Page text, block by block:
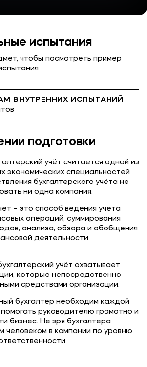
организации
испытания
чтобы посмотреть пример
ВНУТРЕННИХ ИСПЫТАНИЙ
подготовки
учёт считается одной из
экономических специальностей
бухгалтерского учёта не
ни одна компания.
– это способ ведения учёта
операций, суммирования
анализа, обзора и обобщения
деятельности
учёт охватывает
которые непосредственно
средствами организации.
бухгалтер необходим каждой
руководителю грамотно и
бизнес. Не зря бухгалтера
человеком в компании по уровню